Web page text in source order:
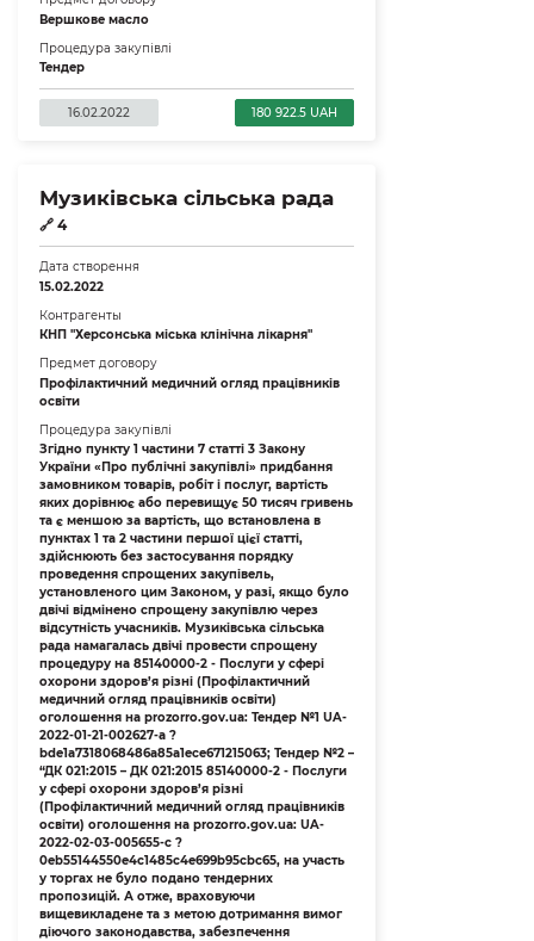
Вершкове масло
Процедура закупівлі
Тендер
16.02.2022 180 922.5 UAH
Музиківська сільська рада
🔗 4
Дата створення
15.02.2022
Контрагенты
КНП "Херсонська міська клінічна лікарня"
Предмет договору
Профілактичний медичний огляд працівників
освіти
Процедура закупівлі
Згідно пункту 1 частини 7 статті 3 Закону
України «Про публічні закупівлі» придбання
замовником товарів, робіт і послуг, вартість
яких дорівнює або перевищує 50 тисяч гривень
та є меншою за вартість, що встановлена в
пунктах 1 та 2 частини першої цієї статті,
здійснюють без застосування порядку
проведення спрощених закупівель,
установленого цим Законом, у разі, якщо було
двічі відмінено спрощену закупівлю через
відсутність учасників. Музиківська сільська
рада намагалась двічі провести спрощену
процедуру на 85140000-2 - Послуги у сфері
охорони здоров’я різні (Профілактичний
медичний огляд працівників освіти)
оголошення на prozorro.gov.ua: Тендер №1 UA-
2022-01-21-002627-a ?
bde1a7318068486a85a1ece671215063; Тендер №2 –
“ДК 021:2015 – ДК 021:2015 85140000-2 - Послуги
у сфері охорони здоров’я різні
(Профілактичний медичний огляд працівників
освіти) оголошення на prozorro.gov.ua: UA-
2022-02-03-005655-c ?
0eb55144550e4c1485c4e699b95cbc65, на участь
у торгах не було подано тендерних
пропозицій. А отже, враховуючи
вищевикладене та з метою дотримання вимог
діючого законодавства, забезпечення